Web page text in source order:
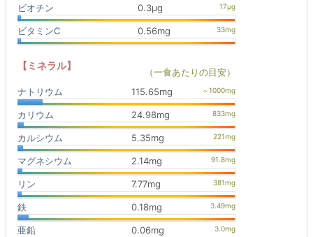
ビオチン 0.3μg
ビタミンC 0.56mg
【ミネラル】
（一食あたりの目安）
ナトリウム
115.65mg
カリウム 24.98mg
カルシウム 5.35mg
マグネシウム 2.14mg
リン 7.77mg
鉄 0.18mg
亜鉛 0.06mg